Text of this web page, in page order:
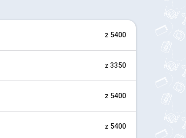
z 5400
z 3350
z 5400
z 5400